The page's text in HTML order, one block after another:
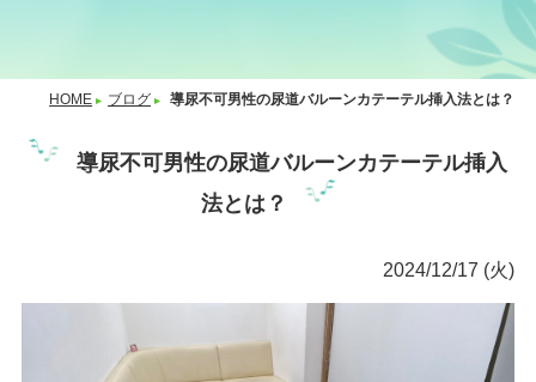
HOME ブログ 導尿不可男性の尿道バルーンカテーテル挿入法とは？
導尿不可男性の尿道バルーンカテーテル挿入
法とは？
2024/12/17 (火)